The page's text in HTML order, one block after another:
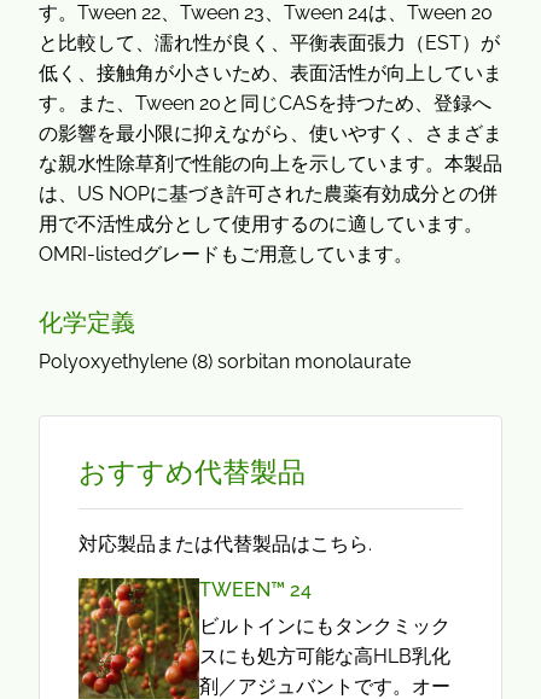
す。Tween 22、Tween 23、Tween 24は、Tween 20
と比較して、濡れ性が良く、平衡表面張力（EST）が
低く、接触角が小さいため、表面活性が向上していま
す。また、Tween 20と同じCASを持つため、登録へ
の影響を最小限に抑えながら、使いやすく、さまざま
な親水性除草剤で性能の向上を示しています。本製品
は、US NOPに基づき許可された農薬有効成分との併
用で不活性成分として使用するのに適しています。
OMRI-listedグレードもご用意しています。
化学定義
Polyoxyethylene (8) sorbitan monolaurate
おすすめ代替製品
対応製品または代替製品はこちら.
TWEEN™ 24
ビルトインにもタンクミック
スにも処方可能な高HLB乳化
剤／アジュバントです。オー